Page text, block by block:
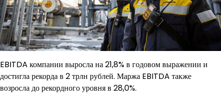
EBITDA компании выросла на 21,8% в годовом выражении и
достигла рекорда в 2 трлн рублей. Маржа EBITDA также
возросла до рекордного уровня в 28,0%.